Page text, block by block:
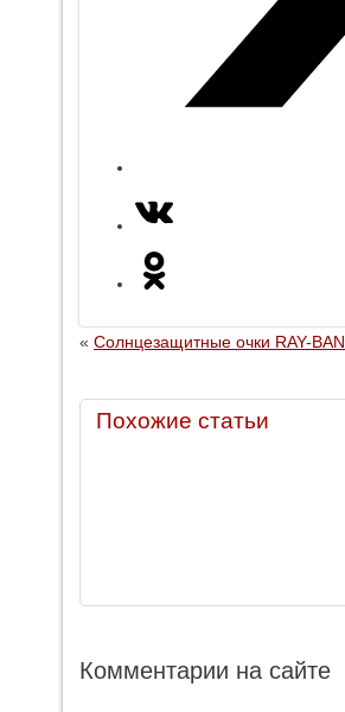
« Солнцезащитные очки RAY-BAN
Похожие статьи
Комментарии на сайте